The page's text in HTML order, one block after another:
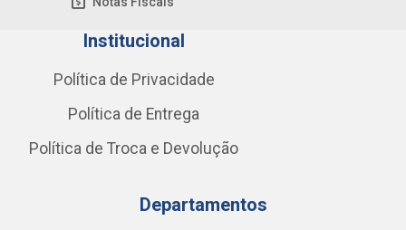
Institucional
Política de Privacidade
Política de Entrega
Política de Troca e Devolução
Departamentos